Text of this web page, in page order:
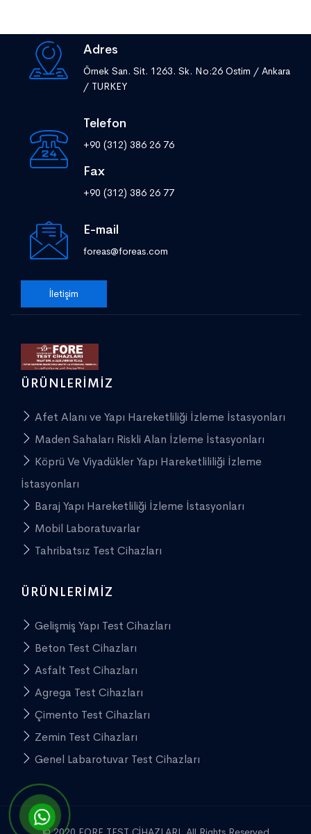
Adres
Örnek San. Sit. 1263. Sk. No:26 Ostim / Ankara
/ TURKEY
Telefon
+90 (312) 386 26 76
Fax
+90 (312) 386 26 77
E-mail
foreas@foreas.com
İletişim
ÜRÜNLERIMIZ
Afet Alanı ve Yapı Hareketliliği İzleme İstasyonları
Maden Sahaları Riskli Alan İzleme İstasyonları
Köprü Ve Viyadükler Yapı Hareketlililiği İzleme
İstasyonları
Baraj Yapı Hareketliliği İzleme İstasyonları
Mobil Laboratuvarlar
Tahribatsız Test Cihazları
ÜRÜNLERIMIZ
Gelişmiş Yapı Test Cihazları
Beton Test Cihazları
Asfalt Test Cihazları
Agrega Test Cihazları
Çimento Test Cihazları
Zemin Test Cihazları
Genel Labarotuvar Test Cihazları